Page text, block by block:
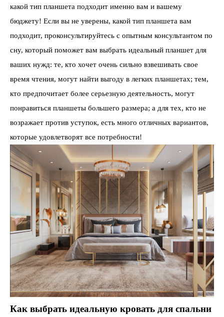
какой тип планшета подходит именно вам и вашему
бюджету! Если вы не уверены, какой тип планшета вам
подходит, проконсультируйтесь с опытным консультантом по
сну, который поможет вам выбрать идеальный планшет для
ваших нужд: те, кто хочет очень сильно взвешивать свое
время чтения, могут найти выгоду в легких планшетах; тем,
кто предпочитает более серьезную деятельность, могут
понравиться планшеты большего размера; а для тех, кто не
возражает против уступок, есть много отличных вариантов,
которые удовлетворят все потребности!
Как выбрать идеальную кровать для спальни